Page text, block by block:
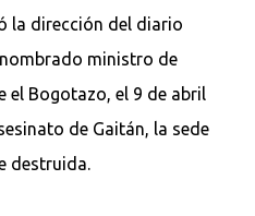
la dirección del diario
ministro de
el Bogotazo, el 9 de abril
de Gaitán, la sede
destruida.